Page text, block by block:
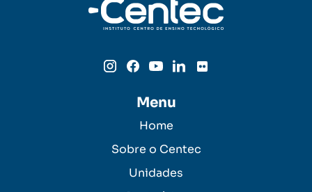
Menu
Home
Sobre o Centec
Unidades